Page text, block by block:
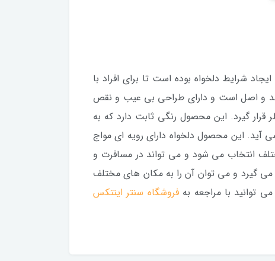
شرایط دلخواه بوده است تا برای افراد با
و اصل است و دارای طراحی بی عیب و نقص
قرار گیرد. این محصول رنگی ثابت دارد که به
این محصول دلخواه دارای رویه ای مواج
انتخاب می شود و می تواند در مسافرت و
گیرد و می توان آن را به مکان های مختلف
فروشگاه سنتر اینتکس